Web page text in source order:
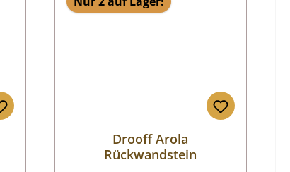
Drooff Arola
Rückwandstein